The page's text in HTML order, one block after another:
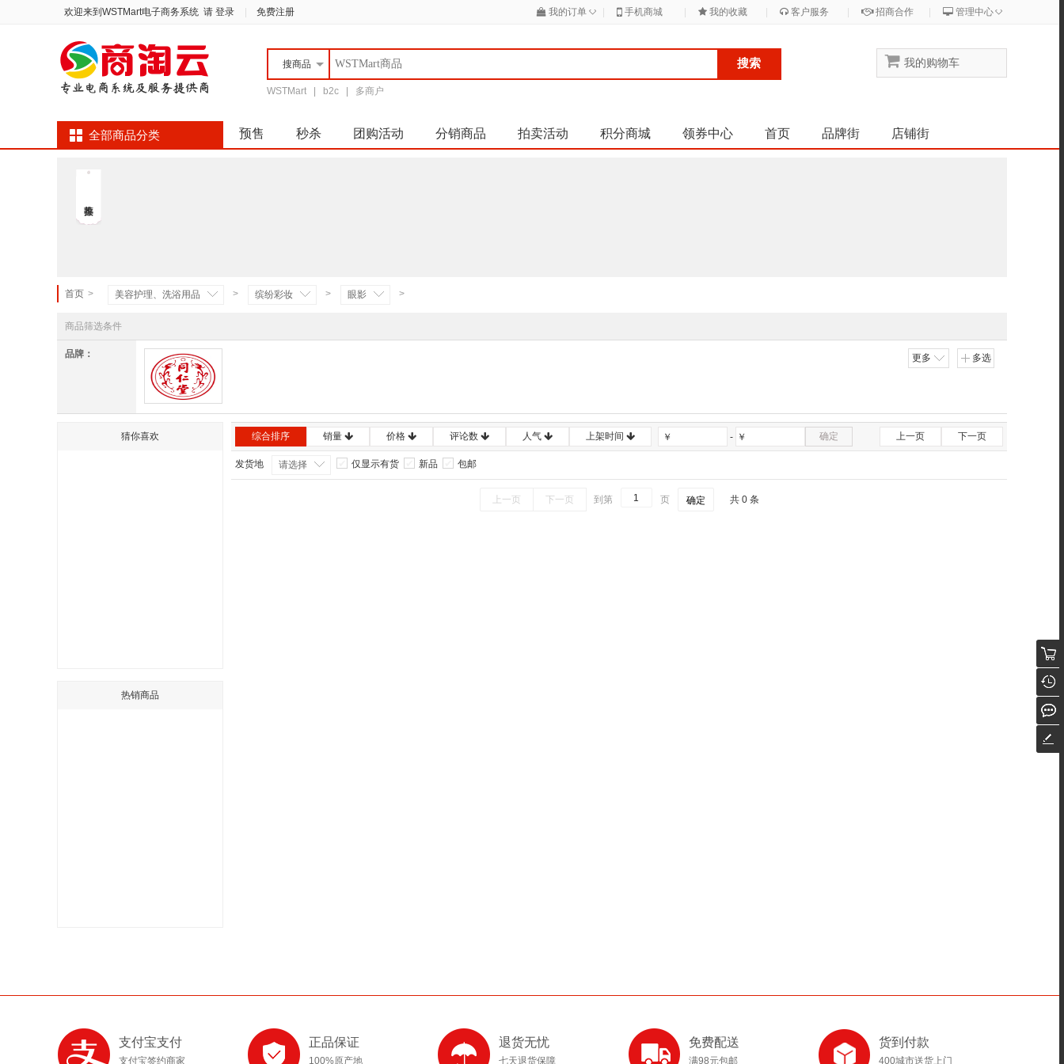
欢迎来到WSTMart电子商务系统 请 登录 免费注册 我的订单 ◇ 手机商城 我的收藏 客户服务 招商合作 管理中心◇
搜商品 搜索
WSTMart b2c 多商户
我的购物车
全部商品分类 预售 秒杀 团购活动 分销商品 拍卖活动 积分商城 领券中心 首页 品牌街 店铺街
首页 > 美容护理、洗浴用品 > 缤纷彩妆 > 眼影 >
商品筛选条件
品牌：
同仁堂
更多 多选
猜你喜欢
热销商品
综合排序 销量 价格 评论数 人气 上架时间 ￥ ￥
- 确定 上一页 下一页
发货地 请选择 仅显示有货 新品 包邮
上一页 下一页 到第 页 确定 共 0 条
支付宝支付
支付宝签约商家
正品保证
100%原产地
退货无忧
七天退货保障
免费配送
满98元包邮
货到付款
400城市送货上门